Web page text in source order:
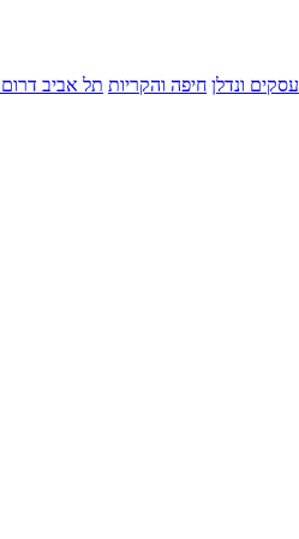
עסקים ונדלן חיפה והקריות תל אביב